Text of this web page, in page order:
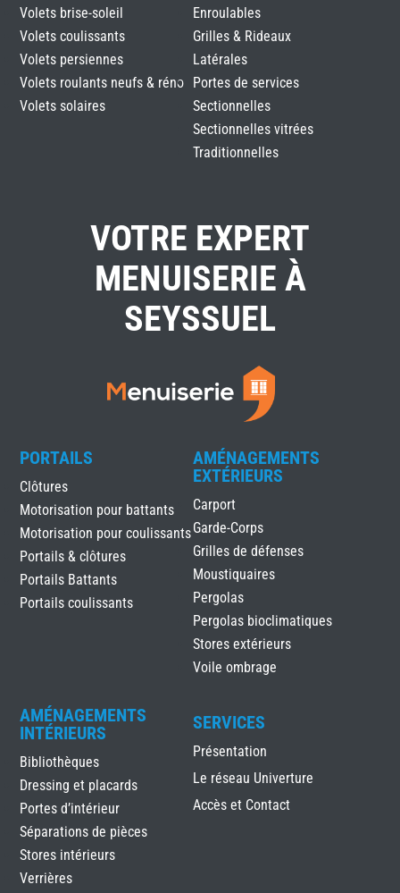
Volets brise-soleil
Volets coulissants
Volets persiennes
Volets roulants neufs & réno
Volets solaires
Enroulables
Grilles & Rideaux
Latérales
Portes de services
Sectionnelles
Sectionnelles vitrées
Traditionnelles
VOTRE EXPERT
MENUISERIE À
SEYSSUEL
PORTAILS
Clôtures
Motorisation pour battants
Motorisation pour coulissants
Portails & clôtures
Portails Battants
Portails coulissants
AMÉNAGEMENTS
EXTÉRIEURS
Carport
Garde-Corps
Grilles de défenses
Moustiquaires
Pergolas
Pergolas bioclimatiques
Stores extérieurs
Voile ombrage
AMÉNAGEMENTS
INTÉRIEURS
Bibliothèques
Dressing et placards
Portes d’intérieur
Séparations de pièces
Stores intérieurs
Verrières
SERVICES
Présentation
Le réseau Univerture
Accès et Contact